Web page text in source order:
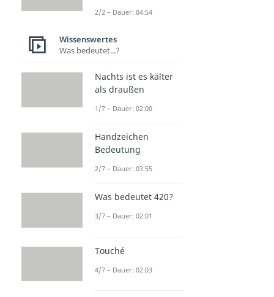
2/2 – Dauer: 04:54
Wissenswertes
Was bedeutet...?
Nachts ist es kälter
als draußen
1/7 – Dauer: 02:00
Handzeichen
Bedeutung
2/7 – Dauer: 03:55
Was bedeutet 420?
3/7 – Dauer: 02:01
Touché
4/7 – Dauer: 02:03